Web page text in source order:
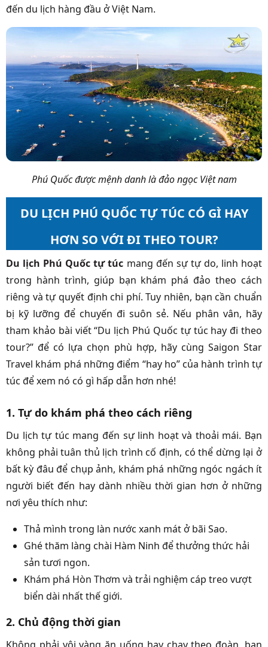
đến du lịch hàng đầu ở Việt Nam.
Phú Quốc được mệnh danh là đảo ngọc Việt nam
DU LỊCH PHÚ QUỐC TỰ TÚC CÓ GÌ HAY
HƠN SO VỚI ĐI THEO TOUR?
Du lịch Phú Quốc tự túc mang đến sự tự do, linh hoạt
trong hành trình, giúp bạn khám phá đảo theo cách
riêng và tự quyết định chi phí. Tuy nhiên, bạn cần chuẩn
bị kỹ lưỡng để chuyến đi suôn sẻ. Nếu phân vân, hãy
tham khảo bài viết “Du lịch Phú Quốc tự túc hay đi theo
tour?” để có lựa chọn phù hợp, hãy cùng Saigon Star
Travel khám phá những điểm “hay ho” của hành trình tự
túc để xem nó có gì hấp dẫn hơn nhé!
1. Tự do khám phá theo cách riêng
Du lịch tự túc mang đến sự linh hoạt và thoải mái. Bạn
không phải tuân thủ lịch trình cố định, có thể dừng lại ở
bất kỳ đâu để chụp ảnh, khám phá những ngóc ngách ít
người biết đến hay dành nhiều thời gian hơn ở những
nơi yêu thích như:
Thả mình trong làn nước xanh mát ở bãi Sao.
Ghé thăm làng chài Hàm Ninh để thưởng thức hải
sản tươi ngon.
Khám phá Hòn Thơm và trải nghiệm cáp treo vượt
biển dài nhất thế giới.
2. Chủ động thời gian